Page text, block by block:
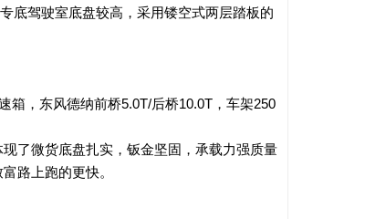
底驾驶室底盘较高，采用镂空式两层踏板的
箱，东风德纳前桥5.0T/后桥10.0T，车架250
了微货底盘扎实，钣金坚固，承载力强质量
路上跑的更快。